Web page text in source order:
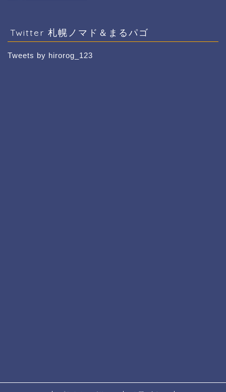
Twitter 札幌ノマド＆まるパゴ
Tweets by hirorog_123